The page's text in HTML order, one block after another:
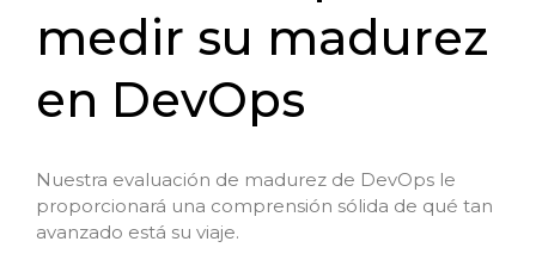
medir su madurez
en DevOps
Nuestra evaluación de madurez de DevOps le
proporcionará una comprensión sólida de qué tan
avanzado está su viaje.